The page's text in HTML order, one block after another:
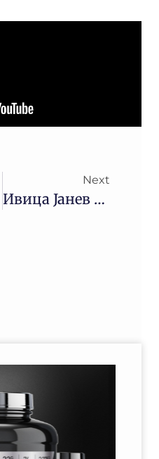
Next
Ивица Јанев – Здраво Македонијо На Канал 5 ТВ – Телесната Тежина Кај Децата И Проблеми Кои Произлегуваат Од Прекумерна Телесна Тежина Во Адолесценција